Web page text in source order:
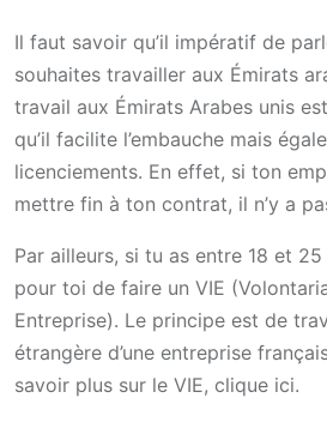
Il faut savoir qu’il impératif de
souhaites travailler aux Émirats
travail aux Émirats Arabes unis
qu’il facilite l’embauche mais
licenciements. En effet, si ton
mettre fin à ton contrat, il n’y a
Par ailleurs, si tu as entre 18 et
pour toi de faire un VIE
Entreprise). Le principe est de
étrangère d’une entreprise
savoir plus sur le VIE, clique ici.